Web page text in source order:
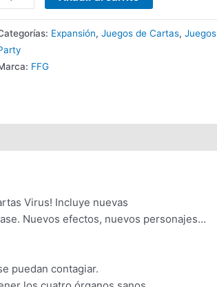
Expansión, Juegos de Cartas, Juegos
FFG
Virus! Incluye nuevas
Nuevos efectos, nuevos personajes…
puedan contagiar.